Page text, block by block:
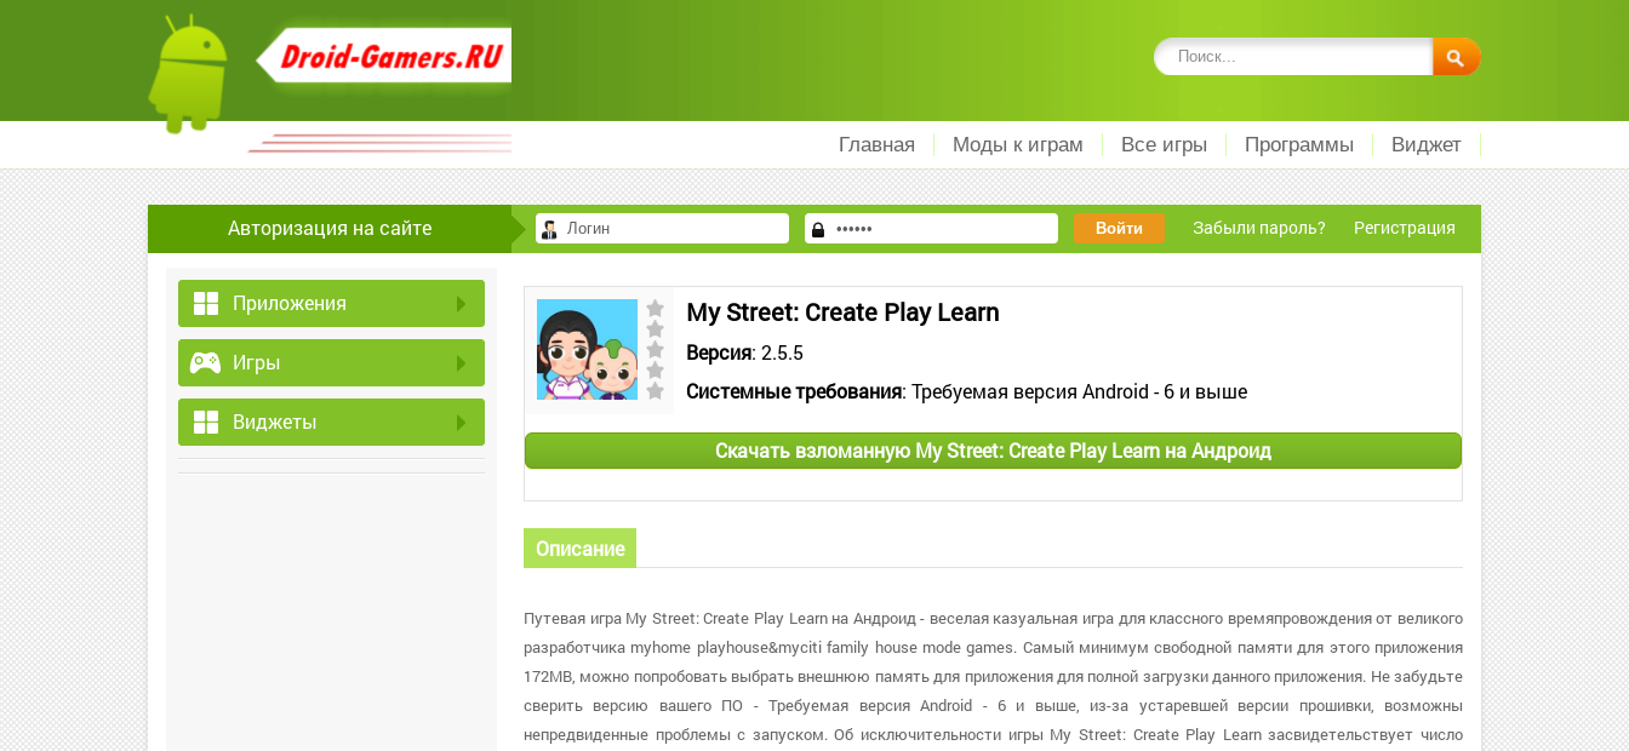
Главная Моды к играм Все игры Программы Виджет
Авторизация на сайте Забыли пароль? Регистрация
Приложения
Игры
Виджеты
My Street: Create Play Learn
Версия: 2.5.5
Системные требования: Требуемая версия Android - 6 и выше
Скачать взломанную My Street: Create Play Learn на Андроид
Описание
Путевая игра My Street: Create Play Learn на Андроид - веселая казуальная игра для классного времяпровождения от великого
разработчика myhome playhouse&myciti family house mode games. Самый минимум свободной памяти для этого приложения
172MB, можно попробовать выбрать внешнюю память для приложения для полной загрузки данного приложения. Не забудьте
сверить версию вашего ПО - Требуемая версия Android - 6 и выше, из-за устаревшей версии прошивки, возможны
непредвиденные проблемы с запуском. Об исключительности игры My Street: Create Play Learn засвидетельствует число